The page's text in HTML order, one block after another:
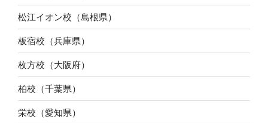
松江イオン校（島根県）
板宿校（兵庫県）
枚方校（大阪府）
柏校（千葉県）
栄校（愛知県）